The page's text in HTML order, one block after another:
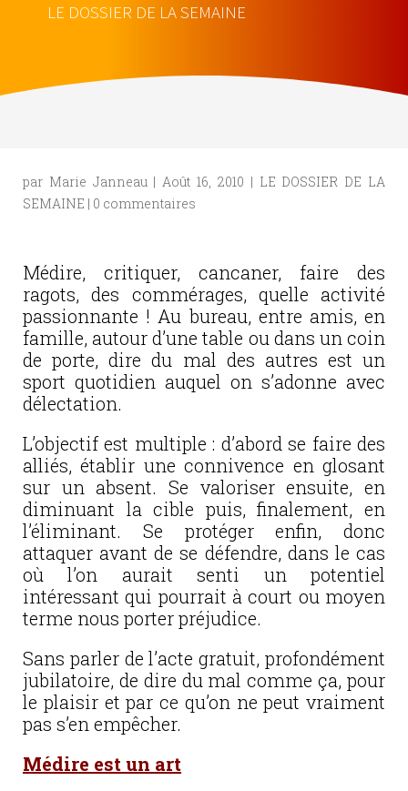
LE DOSSIER DE LA SEMAINE
par Marie Janneau|Août 16, 2010 | LE DOSSIER DE LA
SEMAINE | 0 commentaires
Médire, critiquer, cancaner, faire des
ragots, des commérages, quelle activité
passionnante ! Au bureau, entre amis, en
famille, autour d’une table ou dans un coin
de porte, dire du mal des autres est un
sport quotidien auquel on s’adonne avec
délectation.
L’objectif est multiple : d’abord se faire des
alliés, établir une connivence en glosant
sur un absent. Se valoriser ensuite, en
diminuant la cible puis, finalement, en
l’éliminant. Se protéger enfin, donc
attaquer avant de se défendre, dans le cas
où l’on aurait senti un potentiel
intéressant qui pourrait à court ou moyen
terme nous porter préjudice.
Sans parler de l’acte gratuit, profondément
jubilatoire, de dire du mal comme ça, pour
le plaisir et par ce qu’on ne peut vraiment
pas s’en empêcher.
Médire est un art